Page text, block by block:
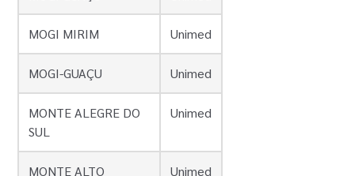
MOGI MIRIM Unimed
MOGI-GUAÇU Unimed
MONTE ALEGRE DO
SUL
Unimed
MONTE ALTO Unimed